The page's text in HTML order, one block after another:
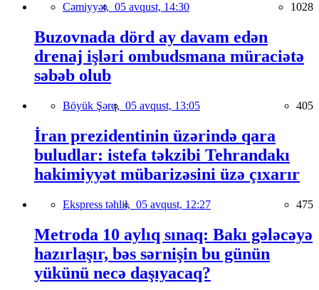
Cəmiyyət, 05 avqust, 14:30 1028
Buzovnada dörd ay davam edən
drenaj işləri ombudsmana müraciətə
səbəb olub
Böyük Şərq, 05 avqust, 13:05 405
İran prezidentinin üzərində qara
buludlar: istefa təkzibi Tehrandakı
hakimiyyət mübarizəsini üzə çıxarır
Ekspress təhlil, 05 avqust, 12:27 475
Metroda 10 aylıq sınaq: Bakı gələcəyə
hazırlaşır, bəs sərnişin bu günün
yükünü necə daşıyacaq?